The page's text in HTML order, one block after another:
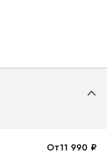
От11 990